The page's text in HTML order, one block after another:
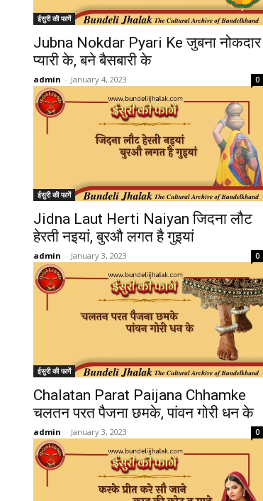
ईसुरी की फागें
Jubna Nokdar Pyari Ke जुबना नोकदार
प्यारी के, बने बैसबारी के
admin - January 4, 2023 0
ईसुरी की फागें
Jidna Laut Herti Naiyan जिदना लौट
हेरती नइयां, बुरऔ लगत है गुइयां
admin - January 3, 2023 0
ईसुरी की फागें
Chalatan Parat Paijana Chhamke
चलतन परत पैजना छमके, पांवन गोरी धन के
admin - January 3, 2023 0